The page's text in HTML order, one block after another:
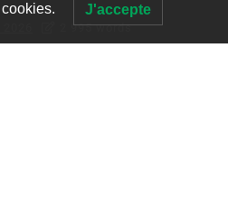
2 995 words
J'accepte